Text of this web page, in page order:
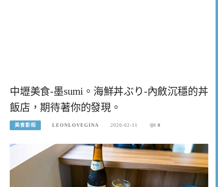
中壢美食-墨sumi。海鮮丼ぶり-內斂沉穩的丼
飯店，期待著你的發現。
美食影相 LEONLOVEGINA 2020-02-11 0